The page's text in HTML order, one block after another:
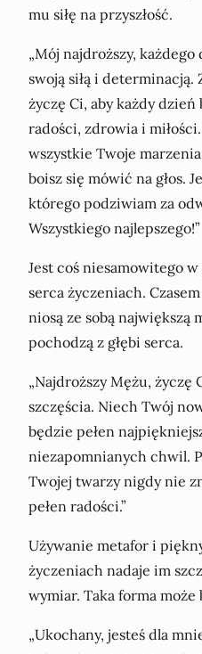
mu siłę na przyszłość.
„Mój najdroższy,
swoją siłą i
życzę Ci, aby każdy dzień
radości, zdrowia i
wszystkie Twoje
boisz się mówić na głos.
którego podziwiam za
Wszystkiego najlepszego!”
Jest coś niesamowitego
serca życzeniach.
niosą ze sobą największą
pochodzą z głębi serca.
„Najdroższy Mężu, życzę
szczęścia. Niech Twój
będzie pełen
niezapomnianych chwil.
Twojej twarzy nigdy nie
pełen radości.”
Używanie metafor i
życzeniach nadaje im
wymiar. Taka forma może
„Ukochany, jesteś dla